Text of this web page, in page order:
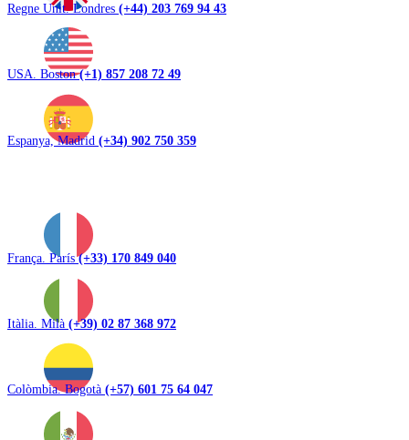
Regne Unit. Londres (+44) 203 769 94 43
USA. Boston(+1) 857 208 72 49
Espanya, Madrid (+34) 902 750 359
França. París(+33) 170 849 040
Itàlia. Milà (+39) 02 87 368 972
Colòmbia. Bogotà (+57) 601 75 64 047